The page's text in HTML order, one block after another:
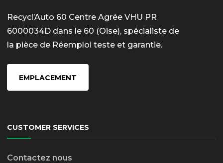
Recycl’Auto 60 Centre Agrée VHU PR
6000034D dans le 60 (Oise), spécialiste de
la pièce de Réemploi teste et garantie.
EMPLACEMENT
CUSTOMER SERVICES
Contactez nous